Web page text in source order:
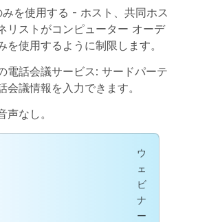
を使用する - ホスト、共同ホス
リストがコンピューター オーデ
を使用するように制限します。
電話会議サービス: サードパーテ
会議情報を入力できます。
なし。
ウ
ェ
ビ
ナ
ー